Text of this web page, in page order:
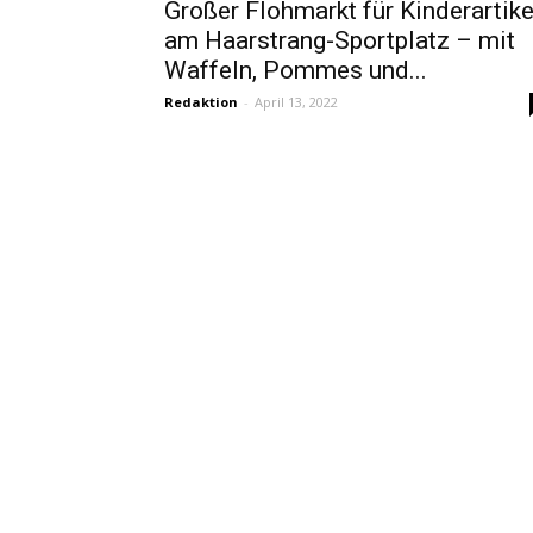
Großer Flohmarkt für
am Haarstrang-Sportplatz – mit
Waffeln, Pommes und...
Redaktion - April 13, 2022